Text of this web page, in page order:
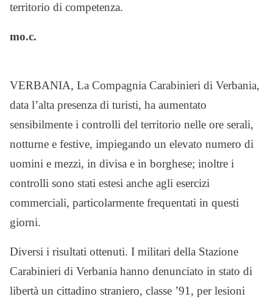
territorio di competenza.
mo.c.
VERBANIA, La Compagnia Carabinieri di Verbania,
data l’alta presenza di turisti, ha aumentato
sensibilmente i controlli del territorio nelle ore serali,
notturne e festive, impiegando un elevato numero di
uomini e mezzi, in divisa e in borghese; inoltre i
controlli sono stati estesi anche agli esercizi
commerciali, particolarmente frequentati in questi
giorni.
Diversi i risultati ottenuti. I militari della Stazione
Carabinieri di Verbania hanno denunciato in stato di
libertà un cittadino straniero, classe ’91, per lesioni